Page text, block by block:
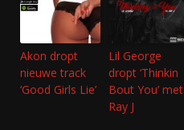
Akon dropt
nieuwe track
‘Good Girls Lie’
Lil George
dropt ‘Thinkin
Bout You’ met
Ray J